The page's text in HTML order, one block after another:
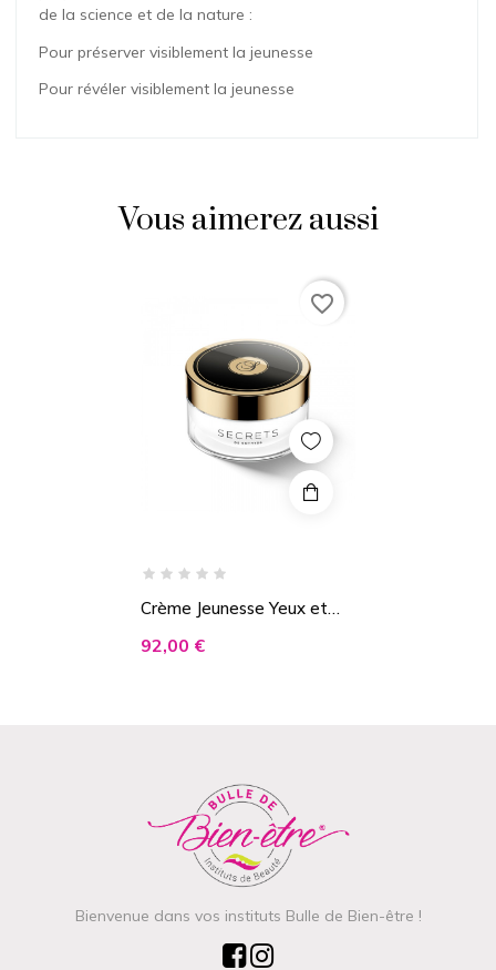
de la science et de la nature :
Pour préserver visiblement la jeunesse
Pour révéler visiblement la jeunesse
Vous devez vous connecter pour ajouter votre avis
Vous aimerez aussi
Crème Jeunesse Yeux et
92,00 €
favorite_border
Bienvenue dans vos instituts Bulle de Bien-être !